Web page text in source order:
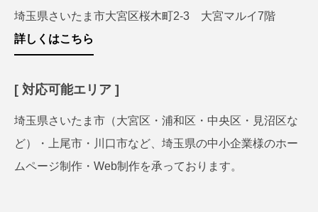
埼玉県さいたま市大宮区桜木町2-3 大宮マルイ7階
詳しくはこちら
[ 対応可能エリア ]
埼玉県さいたま市（大宮区・浦和区・中央区・見沼区な
ど）・上尾市・川口市など、埼玉県の中小企業様のホー
ムページ制作・Web制作を承っております。